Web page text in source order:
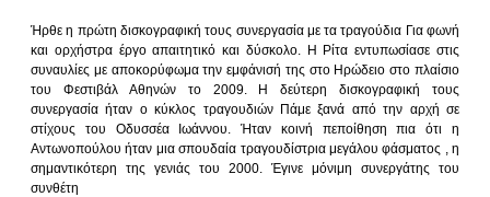
Ήρθε η πρώτη δισκογραφική τους συνεργασία με τα τραγούδια Για φωνή
και ορχήστρα έργο απαιτητικό και δύσκολο. Η Ρίτα εντυπωσίασε στις
συναυλίες με αποκορύφωμα την εμφάνισή της στο Ηρώδειο στο πλαίσιο
του Φεστιβάλ Αθηνών το 2009. Η δεύτερη δισκογραφική τους
συνεργασία ήταν ο κύκλος τραγουδιών Πάμε ξανά από την αρχή σε
στίχους του Οδυσσέα Ιωάννου. Ήταν κοινή πεποίθηση πια ότι η
Αντωνοπούλου ήταν μια σπουδαία τραγουδίστρια μεγάλου φάσματος , η
σημαντικότερη της γενιάς του 2000. Έγινε μόνιμη συνεργάτης του
συνθέτη